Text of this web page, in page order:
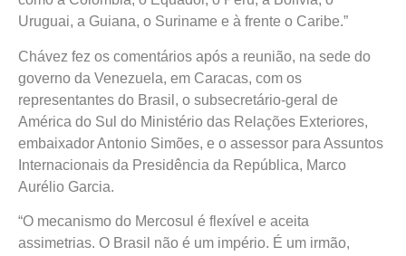
Uruguai, a Guiana, o Suriname e à frente o Caribe.”
Chávez fez os comentários após a reunião, na sede do
governo da Venezuela, em Caracas, com os
representantes do Brasil, o subsecretário-geral de
América do Sul do Ministério das Relações Exteriores,
embaixador Antonio Simões, e o assessor para Assuntos
Internacionais da Presidência da República, Marco
Aurélio Garcia.
“O mecanismo do Mercosul é flexível e aceita
assimetrias. O Brasil não é um império. É um irmão,